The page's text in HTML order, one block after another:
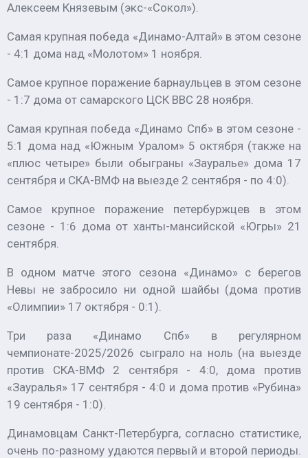
Алексеем Князевым (экс-«Сокол»).
Самая крупная победа «Динамо-Алтай» в этом сезоне
- 4:1 дома над «Молотом» 1 ноября.
Самое крупное поражение барнаульцев в этом сезоне
- 1:7 дома от самарского ЦСК ВВС 28 ноября.
Самая крупная победа «Динамо Спб» в этом сезоне -
5:1 дома над «Южным Уралом» 5 октября (также на
«плюс четыре» были обыграны «Зауралье» дома 17
сентября и СКА-ВМФ на выезде 2 сентября - по 4:0).
Самое крупное поражение петербуржцев в этом
сезоне - 1:6 дома от ханты-мансийской «Югры» 21
сентября.
В одном матче этого сезона «Динамо» с берегов
Невы не забросило ни одной шайбы (дома против
«Олимпии» 17 октября - 0:1).
Три раза «Динамо Спб» в регулярном
чемпионате-2025/2026 сыграло на ноль (на выезде
против СКА-ВМФ 2 сентября - 4:0, дома против
«Зауралья» 17 сентября - 4:0 и дома против «Рубина»
19 сентября - 1:0).
Динамовцам Санкт-Петербурга, согласно статистике,
очень по-разному удаются первый и второй периоды.